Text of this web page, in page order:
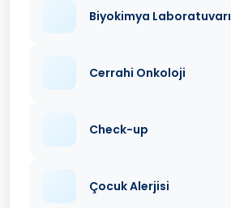
Biyokimya Laboratuvarı
Cerrahi Onkoloji
Check-up
Çocuk Alerjisi